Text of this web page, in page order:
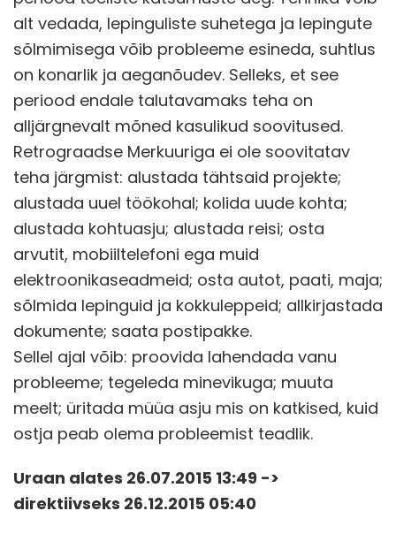
alt vedada, lepinguliste suhetega ja lepingute
sõlmimisega võib probleeme esineda, suhtlus
on konarlik ja aeganõudev. Selleks, et see
periood endale talutavamaks teha on
alljärgnevalt mõned kasulikud soovitused.
Retrograadse Merkuuriga ei ole soovitatav
teha järgmist: alustada tähtsaid projekte;
alustada uuel töökohal; kolida uude kohta;
alustada kohtuasju; alustada reisi; osta
arvutit, mobiiltelefoni ega muid
elektroonikaseadmeid; osta autot, paati, maja;
sõlmida lepinguid ja kokkuleppeid; allkirjastada
dokumente; saata postipakke.
Sellel ajal võib: proovida lahendada vanu
probleeme; tegeleda minevikuga; muuta
meelt; üritada müüa asju mis on katkised, kuid
ostja peab olema probleemist teadlik.
Uraan alates 26.07.2015 13:49 ->
direktiivseks 26.12.2015 05:40